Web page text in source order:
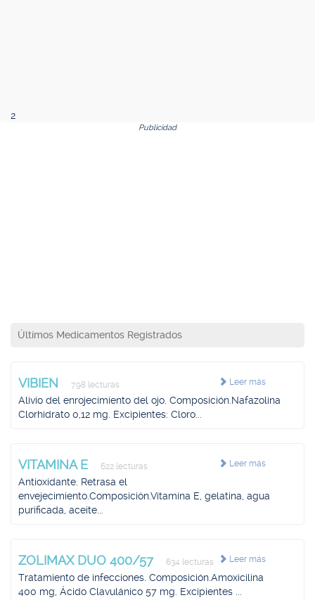
2
Publicidad
Últimos Medicamentos Registrados
Leer más
VIBIEN 798 lecturas
Alivio del enrojecimiento del ojo. Composición.Nafazolina
Clorhidrato 0,12 mg. Excipientes: Cloro...
Leer más
VITAMINA E 622 lecturas
Antioxidante. Retrasa el
envejecimiento.Composición.Vitamina E, gelatina, agua
purificada, aceite...
Leer más
ZOLIMAX DUO 400/57 634 lecturas
Tratamiento de infecciones. Composición.Amoxicilina
400 mg, Ácido Clavulánico 57 mg. Excipientes ...